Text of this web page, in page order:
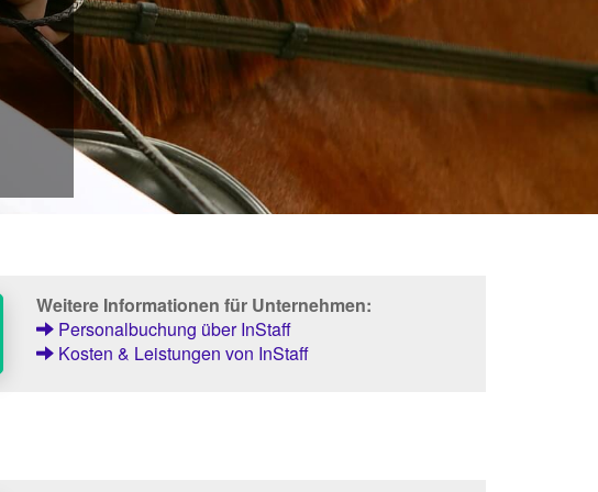
Weitere Informationen für Unternehmen:
Personalbuchung über InStaff
Kosten & Leistungen von InStaff